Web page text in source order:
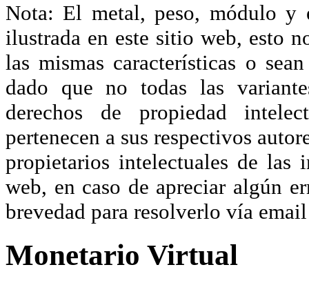
Nota: El metal, peso, módulo y
ilustrada en este sitio web, esto
las mismas características o
dado que no todas las
derechos de propiedad
pertenecen a sus respectivos
propietarios intelectuales de las
web, en caso de apreciar algún
brevedad para resolverlo vía
Monetario Virtual